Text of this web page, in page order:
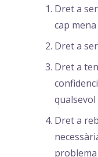
Dret a
cap
Dret a
Dret a
Dret a
problema